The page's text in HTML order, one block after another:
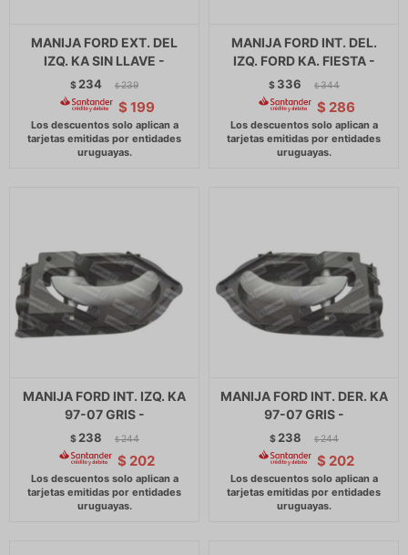
MANIJA FORD EXT. DEL
IZQ. KA SIN LLAVE -
$ 234 $ 239
$ 199
MANIJA FORD INT. DEL.
IZQ. FORD KA. FIESTA -
$ 336 $ 344
$ 286
MANIJA FORD INT. IZQ. KA
97-07 GRIS -
$ 238 $ 244
$ 202
MANIJA FORD INT. DER. KA
97-07 GRIS -
$ 238 $ 244
$ 202